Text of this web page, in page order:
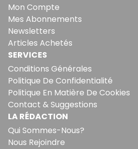
Mon Compte
Mes Abonnements
Newsletters
Articles Achetés
SERVICES
Conditions Générales
Politique De Confidentialité
Politique En Matière De Cookies
Contact & Suggestions
LA RÉDACTION
Qui Sommes-Nous?
Nous Rejoindre